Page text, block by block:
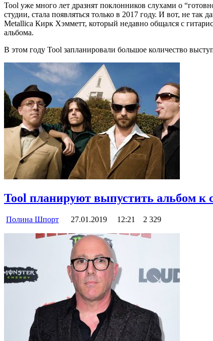
Tool уже много лет дразнят поклонников слухами о
студии, стала появляться только в 2017 году. И вот, не
Metallica Кирк Хэмметт, который недавно общался с
альбома.
В этом году Tool запланировали большое количество
Tool планируют выпустить альбом к
Полина Шпорт 27.01.2019 12:21 2 329